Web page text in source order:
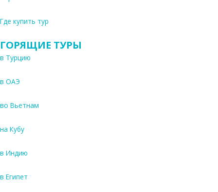
Где купить тур
ГОРЯЩИЕ ТУРЫ
в Турцию
в ОАЭ
во Вьетнам
на Кубу
в Индию
в Египет